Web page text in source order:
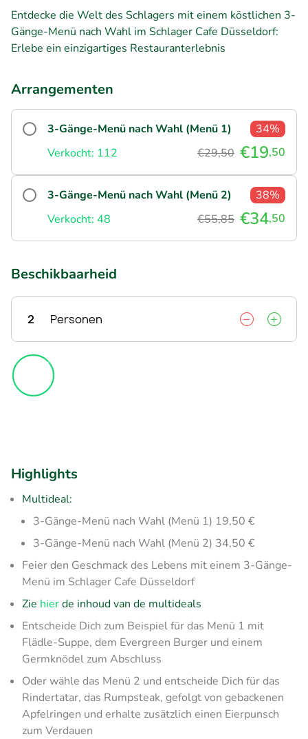
Entdecke die Welt des Schlagers mit einem köstlichen 3-
Gänge-Menü nach Wahl im Schlager Cafe Düsseldorf:
Erlebe ein einzigartiges Restauranterlebnis
Arrangementen
3-Gänge-Menü nach Wahl (Menü 1)
34%
Verkocht: 112
€29,50 €19,50
3-Gänge-Menü nach Wahl (Menü 2)
38%
Verkocht: 48
€55,85 €34,50
Beschikbaarheid
2 Personen
Highlights
Multideal:
3-Gänge-Menü nach Wahl (Menü 1) 19,50 €
3-Gänge-Menü nach Wahl (Menü 2) 34,50 €
Feier den Geschmack des Lebens mit einem 3-Gänge-
Menü im Schlager Cafe Düsseldorf
Zie hierde inhoud van de multideals
Entscheide Dich zum Beispiel für das Menü 1 mit
Flädle-Suppe, dem Evergreen Burger und einem
Germknödel zum Abschluss
Oder wähle das Menü 2 und entscheide Dich für das
Rindertatar, das Rumpsteak, gefolgt von gebackenen
Apfelringen und erhalte zusätzlich einen Eierpunsch
zum Verdauen